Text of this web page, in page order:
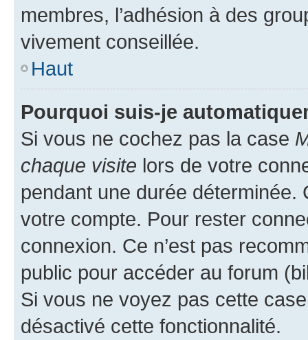
membres, l’adhésion à des
vivement conseillée.
Haut
Pourquoi suis-je
Si vous ne cochez pas la case
chaque visite lors de votre
pendant une durée déterminée.
votre compte. Pour rester
connexion. Ce n’est pas
public pour accéder au forum
Si vous ne voyez pas cette
désactivé cette fonctionnalité.